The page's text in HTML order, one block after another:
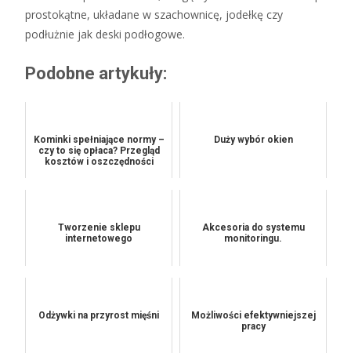
prostokątne, układane w szachownicę, jodełkę czy
podłużnie jak deski podłogowe.
Podobne artykuły:
Kominki spełniające normy –
czy to się opłaca? Przegląd
kosztów i oszczędności
Duży wybór okien
Tworzenie sklepu
internetowego
Akcesoria do systemu
monitoringu.
Odżywki na przyrost mięśni
Możliwości efektywniejszej
pracy